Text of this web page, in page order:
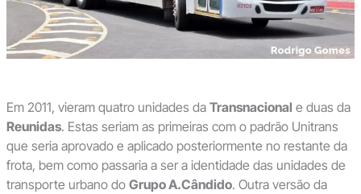
Em 2011, vieram quatro unidades da Transnacional e duas da
Reunidas. Estas seriam as primeiras com o padrão Unitrans
que seria aprovado e aplicado posteriormente no restante da
frota, bem como passaria a ser a identidade das unidades de
transporte urbano do Grupo A.Cândido. Outra versão da